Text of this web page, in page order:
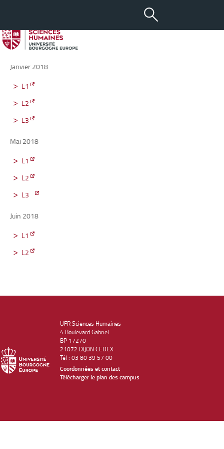
aA - +
18 MAI 2018
Annales de Sociologie 2018
Janvier 2018
L1
L2
L3
Mai 2018
L1
L2
L3
Juin 2018
L1
L2
UFR Sciences Humaines
4 Boulevard Gabriel
BP 17270
21072 DIJON CEDEX
Tél : 03 80 39 57 00
Coordonnées et contact
Télécharger le plan des campus